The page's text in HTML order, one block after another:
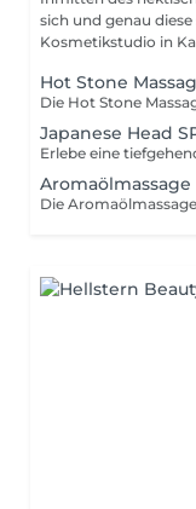
sich und genau diese schenkt Livia Potaczek in ihrem
Kosmetikstudio in
Hot Stone
Japanese Head
Aromaölmassage